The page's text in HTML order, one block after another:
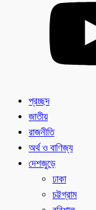
প্রচ্ছদ
জাতীয়
রাজনীতি
অর্থ ও বাণিজ্য
দেশজুড়ে
ঢাকা
চট্টগ্রাম